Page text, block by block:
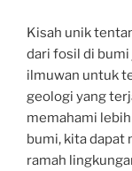
Kisah unik
dari fosil di
ilmuwan untuk
geologi yang
memahami
bumi, kita dapat
ramah